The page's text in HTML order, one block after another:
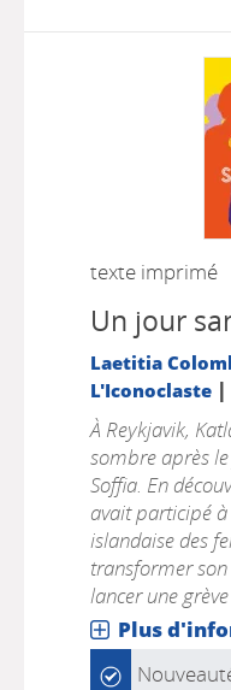
texte imprimé
Un jour
Laetitia
L'Iconoclaste|
À Reykjavik,
sombre après
Soffia. En
avait participé
islandaise des
transformer
lancer une
Plus